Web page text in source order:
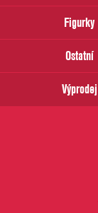
email
Figurky
Ostatní
Výprodej